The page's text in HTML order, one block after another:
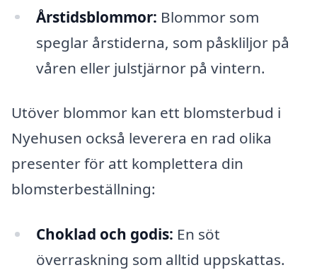
Årstidsblommor: Blommor som
speglar årstiderna, som påskliljor på
våren eller julstjärnor på vintern.
Utöver blommor kan ett blomsterbud i
Nyehusen också leverera en rad olika
presenter för att komplettera din
blomsterbeställning:
Choklad och godis: En söt
överraskning som alltid uppskattas.